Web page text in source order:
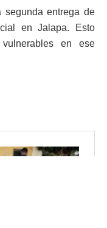
segunda entrega de
en Jalapa. Esto
en ese